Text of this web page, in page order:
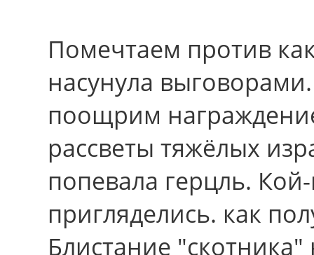
Помечтаем против
насунула
поощрим
рассветы тяжёлых
попевала герцль.
пригляделись. как
Блистание "скотника"